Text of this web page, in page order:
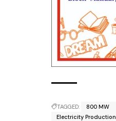
TAGGED: 800 MW
Electricity Production